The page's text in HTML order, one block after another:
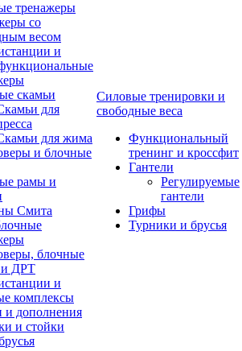
тренажеры
со
весом
и
скамьи
для
для жима
и блочные
рамы и
Смита
блочные
и ДРТ
и
комплексы
дополнения
и стойки
Силовые тренировки и
свободные веса
Функциональный
тренинг и кроссфит
Гантели
Регулируемые
гантели
Грифы
Турники и брусья